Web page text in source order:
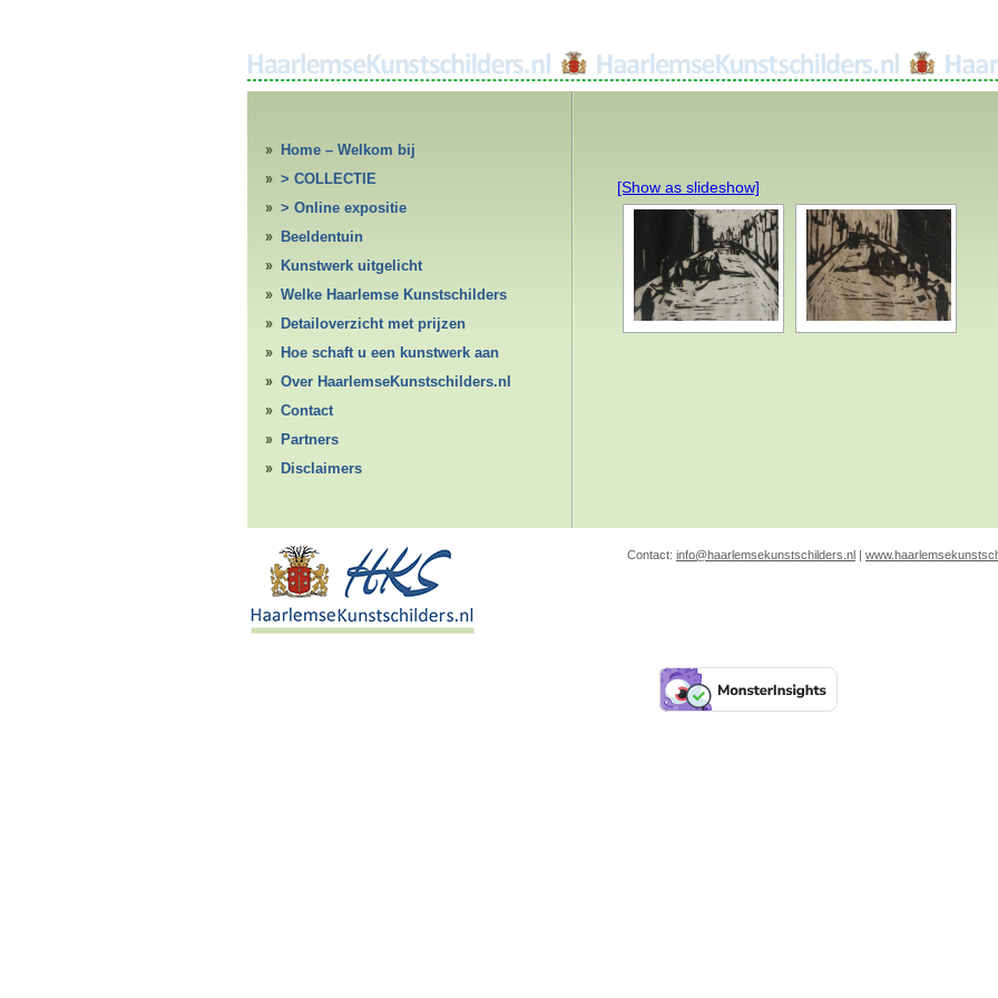
Home – Welkom bij
HaarlemseKunstschilders.nl
> COLLECTIE
> Online expositie
Beeldentuin
Kunstwerk uitgelicht
Welke Haarlemse Kunstschilders
Detailoverzicht met prijzen
Hoe schaft u een kunstwerk aan
Over HaarlemseKunstschilders.nl
Contact
Partners
Disclaimers
[Show as slideshow]
Contact: info@haarlemsekunstschilders.nl |